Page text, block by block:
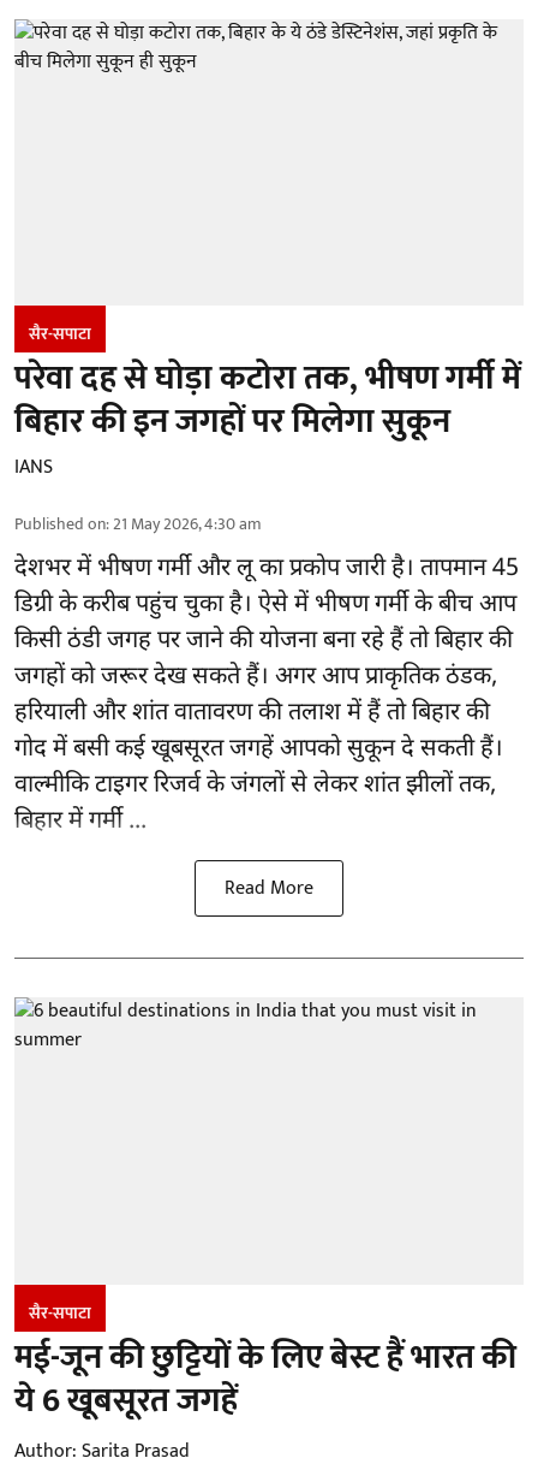
सैर-सपाटा
परेवा दह से घोड़ा कटोरा तक, भीषण गर्मी में
बिहार की इन जगहों पर मिलेगा सुकून
IANS
Published on:21 May 2026, 4:30 am
देशभर में भीषण गर्मी और लू का प्रकोप जारी है। तापमान 45
डिग्री के करीब पहुंच चुका है। ऐसे में भीषण गर्मी के बीच आप
किसी ठंडी जगह पर जाने की योजना बना रहे हैं तो बिहार की
जगहों को जरूर देख सकते हैं। अगर आप प्राकृतिक ठंडक,
हरियाली और शांत वातावरण की तलाश में हैं तो बिहार की
गोद में बसी कई खूबसूरत जगहें आपको सुकून दे सकती हैं।
वाल्मीकि टाइगर रिजर्व के जंगलों से लेकर शांत झीलों तक,
बिहार में गर्मी ...
Read More
सैर-सपाटा
मई-जून की छुट्टियों के लिए बेस्ट हैं भारत की
ये 6 खूबसूरत जगहें
Author:Sarita Prasad